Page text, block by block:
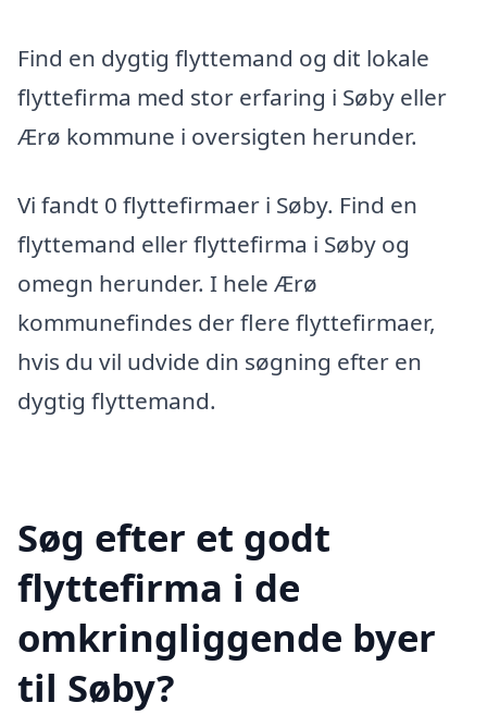
Find en dygtig flyttemand og dit lokale
flyttefirma med stor erfaring i Søby eller
Ærø kommune i oversigten herunder.
Vi fandt 0 flyttefirmaer i Søby. Find en
flyttemand eller flyttefirma i Søby og
omegn herunder. I hele Ærø
kommunefindes der flere flyttefirmaer,
hvis du vil udvide din søgning efter en
dygtig flyttemand.
Søg efter et godt
flyttefirma i de
omkringliggende byer
til Søby?